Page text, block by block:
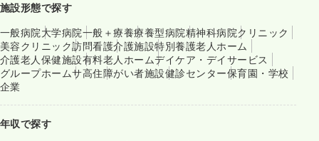
施設形態で探す
一般病院大学病院一般＋療養療養型病院精神科病院クリニック
美容クリニック訪問看護介護施設特別養護老人ホーム
介護老人保健施設有料老人ホームデイケア・デイサービス
グループホームサ高住障がい者施設健診センター保育園・学校
企業
年収で探す